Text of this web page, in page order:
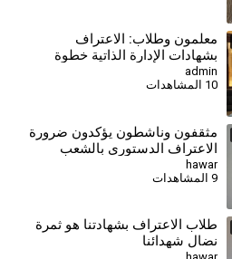
⁣معلمون وطلاب: الاعتراف
بشهادات الإدارة الذاتية خطوة
إيجابية ونطالب بالاعتراف
بالجامعات والمعاهد
admin
10 المشاهدات
مثقفون وناشطون يؤكدون ضرورة
الاعتراف الدستوري بالشعب
الكردي ولغته
hawar
طلاب الاعتراف بشهادتنا هو ثمرة
نضال شهدائنا